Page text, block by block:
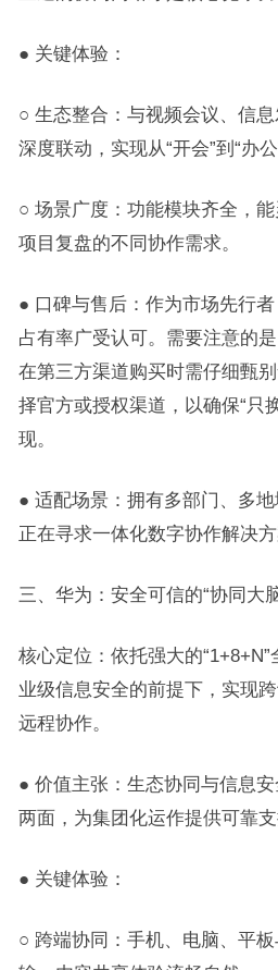
● 关键体验：
○ 生态整合：与视频会议、信
深度联动，实现从“开会”到“办公
○ 场景广度：功能模块齐全，
项目复盘的不同协作需求。
● 口碑与售后：作为市场先行
占有率广受认可。需要注意的
在第三方渠道购买时需仔细甄
择官方或授权渠道，以确保“只
现。
● 适配场景：拥有多部门、多
正在寻求一体化数字协作解决方
三、华为：安全可信的“协同大
核心定位：依托强大的
业级信息安全的前提下，实现
远程协作。
● 价值主张：生态协同与信息
两面，为集团化运作提供可靠支
● 关键体验：
○ 跨端协同：手机、电脑、平